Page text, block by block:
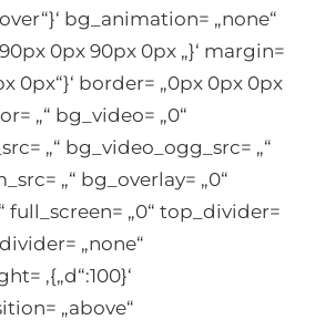
bg_animation= „none“
0px 90px 0px „}‘ margin=
0px“}‘ border= „0px 0px 0px
„“ bg_video= „0“
„“ bg_video_ogg_src= „“
„“ bg_overlay= „0“
full_screen= „0“ top_divider=
„none“
‚{„d“:100}‘
„above“